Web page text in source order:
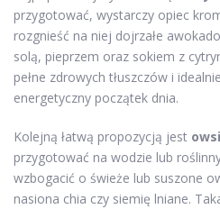
przygotować, wystarczy opiec
rozgnieść na niej dojrzałe
solą, pieprzem oraz sokiem z
pełne zdrowych tłuszczów i
energetyczny początek dnia.
Kolejną łatwą propozycją jest
przygotować na wodzie lub
wzbogacić o świeże lub suszone
nasiona chia czy siemię lniane.